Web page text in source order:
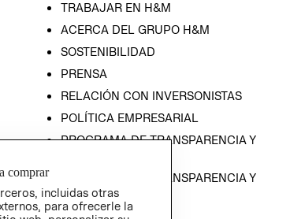
TRABAJAR EN H&M
ACERCA DEL GRUPO H&M
SOSTENIBILIDAD
PRENSA
RELACIÓN CON INVERSONISTAS
POLÍTICA EMPRESARIAL
PROGRAMA DE TRANSPARENCIA Y
PROGRAMA DE TRANSPARENCIA Y
ÉTICA (INGLÉS)
comprar
incluidas otras
para ofrecerle la